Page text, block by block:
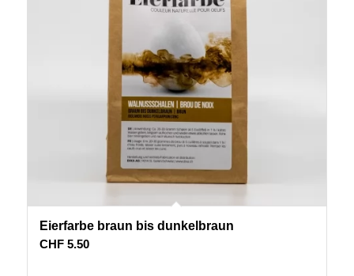
Eierfarbe braun bis dunkelbraun
CHF5.50